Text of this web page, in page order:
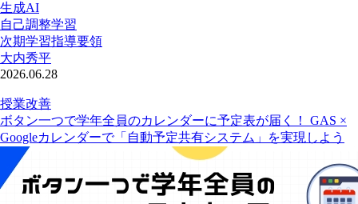
生成AI
自己調整学習
次期学習指導要領
大内秀平
2026.06.28
授業改善
ボタン一つで学年全員のカレンダーに予定表が届く！ GAS ×
Googleカレンダーで「自動予定共有システム」を実現しよう